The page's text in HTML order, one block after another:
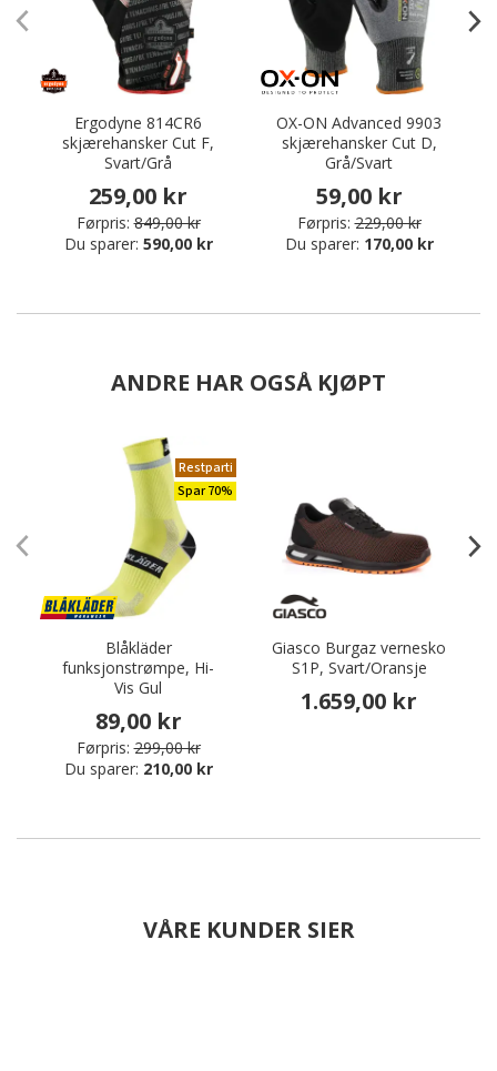
Ergodyne 814CR6
skjærehansker Cut F,
Svart/Grå
259,00 kr
Førpris: 849,00 kr
Du sparer: 590,00 kr
OX-ON Advanced 9903
skjærehansker Cut D,
Grå/Svart
59,00 kr
Førpris: 229,00 kr
Du sparer: 170,00 kr
ANDRE HAR OGSÅ KJØPT
Restparti
Spar 70%
Blåkläder
funksjonstrømpe, Hi-
Vis Gul
89,00 kr
Førpris: 299,00 kr
Du sparer: 210,00 kr
Giasco Burgaz vernesko
S1P, Svart/Oransje
1.659,00 kr
VÅRE KUNDER SIER